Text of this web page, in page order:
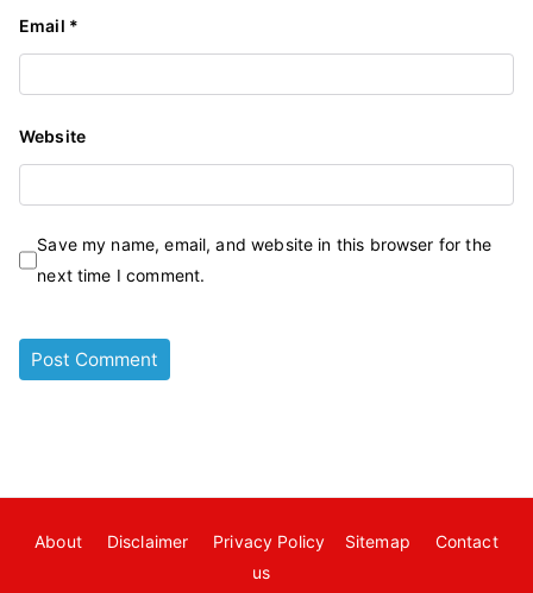
Email *
Website
Save my name, email, and website in this browser for the
next time I comment.
About Disclaimer Privacy Policy Sitemap
Contact
us